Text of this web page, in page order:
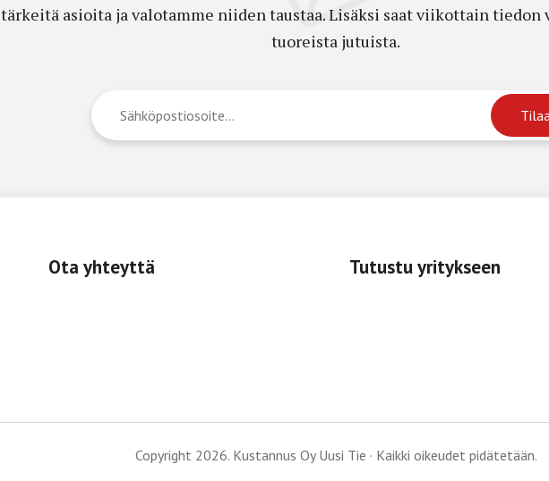
tärkeitä asioita ja valotamme niiden taustaa. Lisäksi saat viikottain
tuoreista jutuista.
Ota yhteyttä Tutustu yritykseen
Copyright 2026. Kustannus Oy Uusi Tie · Kaikki oikeudet pidätetään.